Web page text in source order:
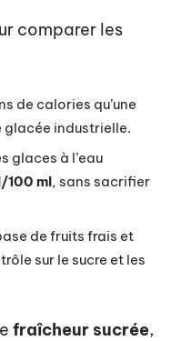
comparer les
de calories qu’une
glacée industrielle.
glaces à l’eau
100 ml, sans sacrifier
de fruits frais et
sur le sucre et les
fraîcheur sucrée,